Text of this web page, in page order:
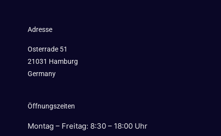
Adresse
Osterrade 51
21031 Hamburg
Germany
Öffnungszeiten
Montag – Freitag: 8:30 – 18:00 Uhr